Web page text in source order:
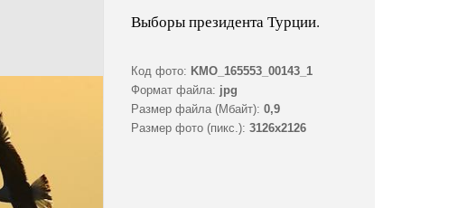
Выборы президента Турции.
Код фото: KMO_165553_00143_1
Формат файла: jpg
Размер файла (Мбайт): 0,9
Размер фото (пикс.): 3126x2126